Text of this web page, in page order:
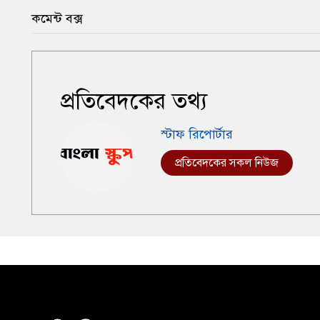
কমেন্ট বক্স
প্রতিবেদকের তথ্য
স্টাফ রিপোর্টার
প্রতিবেদকের সকল নিউজ